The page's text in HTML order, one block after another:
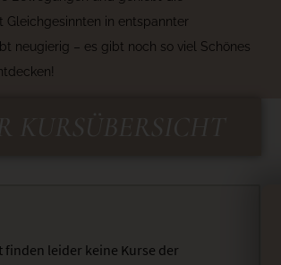
Gleichgesinnten in entspannter
neugierig – es gibt noch so viel Schönes